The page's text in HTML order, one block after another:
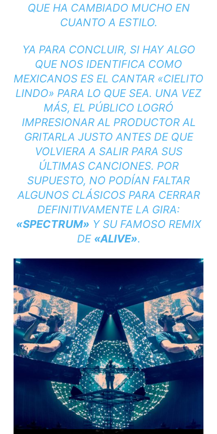
QUE HA CAMBIADO MUCHO EN
CUANTO A ESTILO.
YA PARA CONCLUIR, SI HAY ALGO
QUE NOS IDENTIFICA COMO
MEXICANOS ES EL CANTAR «CIELITO
LINDO» PARA LO QUE SEA. UNA VEZ
MÁS, EL PÚBLICO LOGRÓ
IMPRESIONAR AL PRODUCTOR AL
GRITARLA JUSTO ANTES DE QUE
VOLVIERA A SALIR PARA SUS
ÚLTIMAS CANCIONES. POR
SUPUESTO, NO PODÍAN FALTAR
ALGUNOS CLÁSICOS PARA CERRAR
DEFINITIVAMENTE LA GIRA:
«SPECTRUM» Y SU FAMOSO REMIX
DE «ALIVE».